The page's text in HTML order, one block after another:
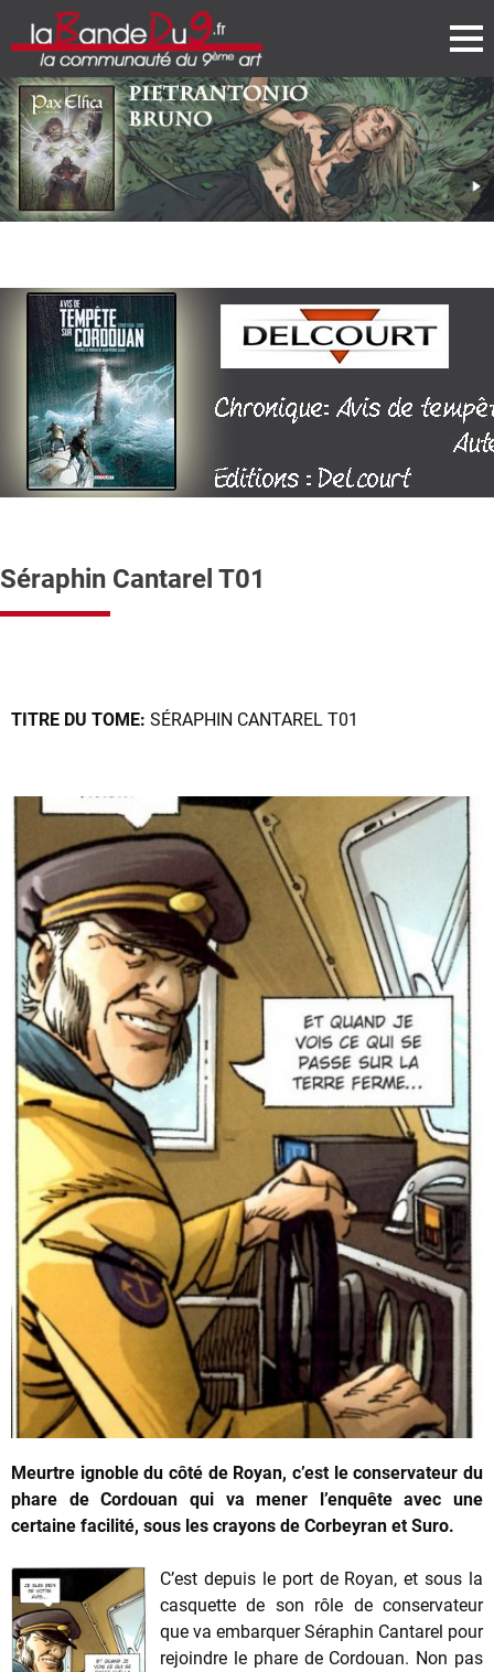
Séraphin Cantarel T01
TITRE DU TOME: SÉRAPHIN CANTAREL T01
Meurtre ignoble du côté de Royan, c’est le conservateur du
phare de Cordouan qui va mener l’enquête avec une
certaine facilité, sous les crayons de Corbeyran et Suro.
C’est depuis le port de Royan, et sous la
casquette de son rôle de conservateur
que va embarquer Séraphin Cantarel pour
rejoindre le phare de Cordouan. Non pas